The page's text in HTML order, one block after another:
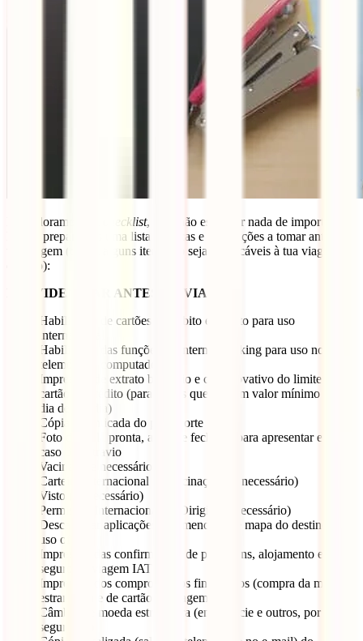
Nós adoramos um checklist, para não esquecer nada de importante!
Então, preparamos uma lista de dicas e precauções a tomar antes da
tua viagem (talvez alguns itens não sejam aplicáveis à tua viagem ou
destino):
PROVIDENCIAR ANTES DA VIAGEM
Habilitação de cartões de débito e crédito para uso
internacional
Habilitação das funções de internet banking para uso no
telemóvel e computador
Impressão de extrato bancário e comprovativo do limite do
cartão de crédito (para países que exigem valor mínimo por
dia de estadia)
Cópia autenticada do passaporte
Foto da mala pronta, aberta e fechada, para apresentar em
caso de extravio
Vacinas (se necessário)
Carteira Internacional de Vacinação (se necessário)
Visto (se necessário)
Permissão Internacional de Dirigir (se necessário)
Descarregar aplicações recomendadas e mapa do destino para
uso offline
Impressão das confirmações de passagens, alojamento e
seguro de viagem IATI
Impressão dos comprovativos financeiros (compra da moeda
estrangeira e de cartão de viagem)
Câmbio de moeda estrangeira (em espécie e outros, por
segurança)